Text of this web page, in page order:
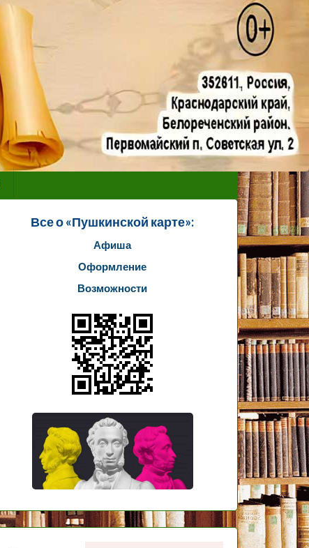
Все о «Пушкинской карте»:
Афиша
Оформление
Возможности